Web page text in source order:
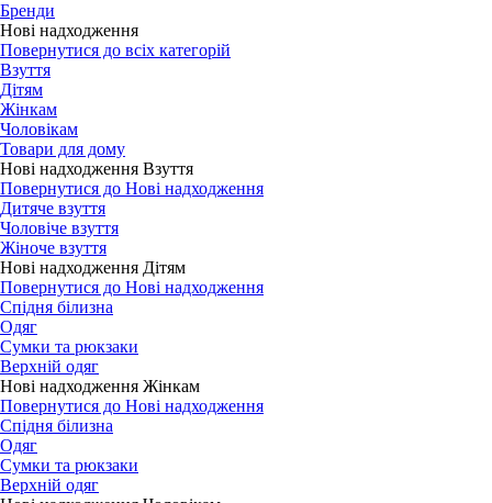
Бренди
Нові надходження
Повернутися до всіх категорій
Взуття
Дітям
Жінкам
Чоловікам
Товари для дому
Нові надходження Взуття
Повернутися до Нові надходження
Дитяче взуття
Чоловіче взуття
Жіноче взуття
Нові надходження Дітям
Повернутися до Нові надходження
Спідня білизна
Одяг
Сумки та рюкзаки
Верхній одяг
Нові надходження Жінкам
Повернутися до Нові надходження
Спідня білизна
Одяг
Сумки та рюкзаки
Верхній одяг